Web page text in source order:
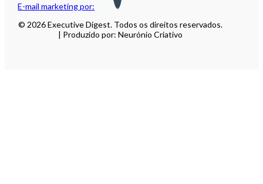
E-mail marketing por:
© 2026 Executive Digest. Todos os direitos reservados.
| Produzido por: Neurónio Criativo